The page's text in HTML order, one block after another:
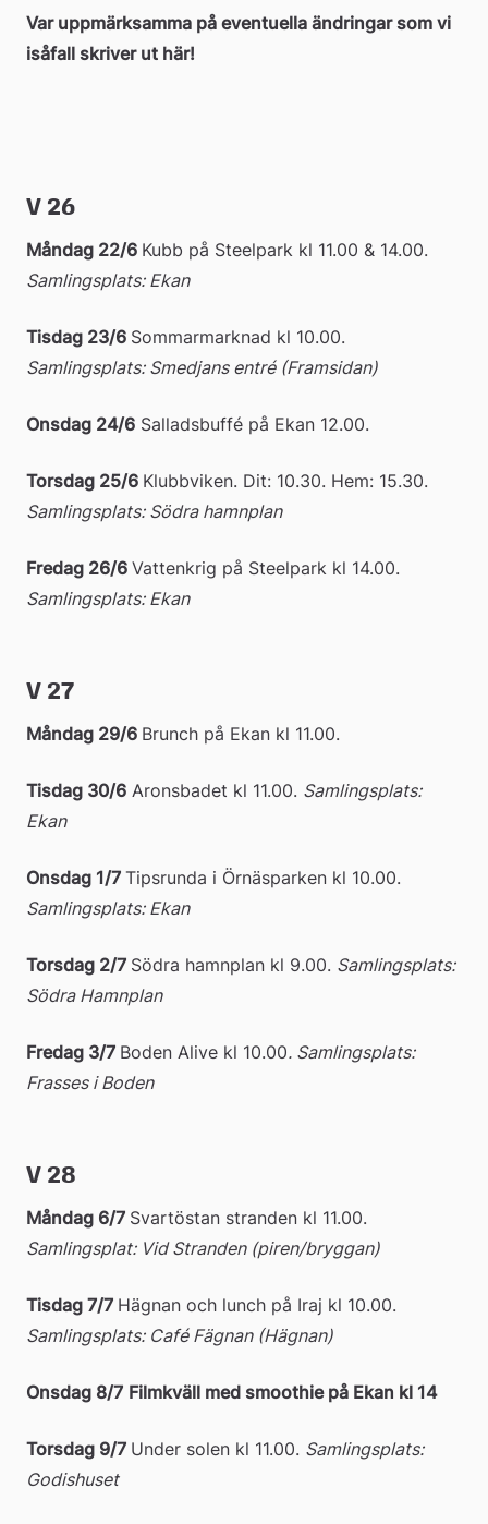
Var uppmärksamma på eventuella ändringar som vi
isåfall skriver ut här!
V 26
Måndag 22/6
Samlingsplats: Ekan
Tisdag 23/6
Samlingsplats: Smedjans entré (Framsidan)
Onsdag 24/6 Salladsbuffé på Ekan 12.00.
Torsdag 25/6 Klubbviken. Dit: 10.30. Hem: 15.30.
Samlingsplats: Södra hamnplan
Fredag 26/6
Samlingsplats: Ekan
V 27
Måndag 29/6 Brunch på Ekan kl 11.00.
Tisdag 30/6 Aronsbadet kl 11.00. Samlingsplats:
Ekan
Onsdag 1/7
Samlingsplats: Ekan
Torsdag 2/7 Södra hamnplan kl 9.00. Samlingsplats:
Södra Hamnplan
Fredag 3/7 Boden Alive kl 10.00. Samlingsplats:
Frasses i Boden
V 28
Måndag 6/7 Svartöstan stranden kl 11.00.
Tisdag 7/7
Samlingsplats: Café Fägnan (Hägnan)
Onsdag 8/7 Filmkväll med smoothie på Ekan kl 14
Torsdag 9/7 Under solen kl 11.00. Samlingsplats:
Godishuset